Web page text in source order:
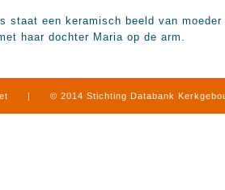
staat een keramisch beeld van moeder
haar dochter Maria op de arm.
| © 2014 Stichting Databank